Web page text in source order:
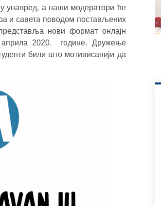
унапред, а наши модератори ће
и савета поводом постављених
нови формат онлајн
априла 2020. године. Дружење
били што мотивисанији да